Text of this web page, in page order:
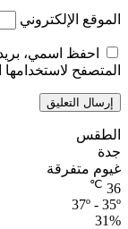
الموقع الإلكتروني
احفظ اسمي،
المتصفح
الطقس
جدة
غيوم متفرقة
36
℃
37º - 35º
31%